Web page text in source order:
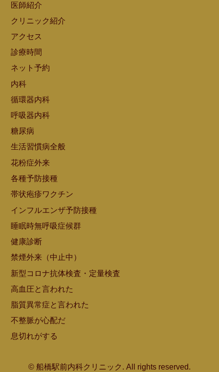
医師紹介
クリニック紹介
アクセス
診療時間
ネット予約
内科
循環器内科
呼吸器内科
糖尿病
生活習慣病全般
花粉症外来
各種予防接種
帯状疱疹ワクチン
インフルエンザ予防接種
睡眠時無呼吸症候群
健康診断
禁煙外来（中止中）
新型コロナ抗体検査・定量検査
高血圧と言われた
脂質異常症と言われた
不整脈が心配だ
息切れがする
© 船橋駅前内科クリニック. All rights reserved.